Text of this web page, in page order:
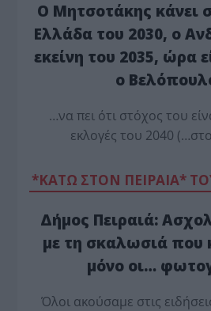
Ο Μητσοτάκης κάνει
Ελλάδα του 2030, ο
εκείνη του 2035, ώρα
ο
…να πει ότι στόχος του
εκλογές του 2040
*ΚΑΤΩ ΣΤΟΝ ΠΕΙΡΑΙΑ*
Δήμος Πειραιά:
με τη σκαλωσιά που
μόνο οι…
Όλοι ακούσαμε στις